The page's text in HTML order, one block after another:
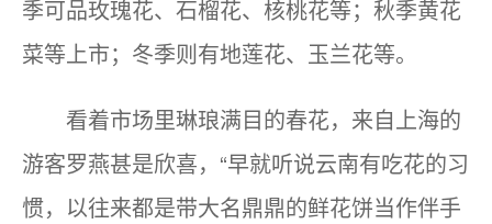
季可品玫瑰花、石榴花、核桃花等；秋季黄花
菜等上市；冬季则有地莲花、玉兰花等。
看着市场里琳琅满目的春花，来自上海的
游客罗燕甚是欣喜，“早就听说云南有吃花的习
惯，以往来都是带大名鼎鼎的鲜花饼当作伴手